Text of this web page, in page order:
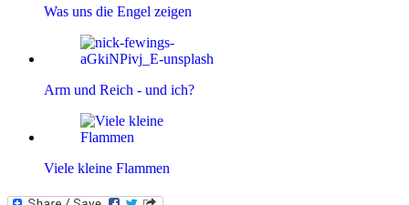
Was uns die Engel zeigen
Arm und Reich - und ich?
Viele kleine Flammen